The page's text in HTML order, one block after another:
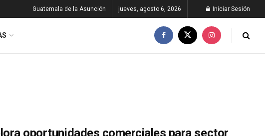
Guatemala de la Asunción jueves, agosto 6, 2026 Iniciar Sesión
oportunidades comerciales para sector